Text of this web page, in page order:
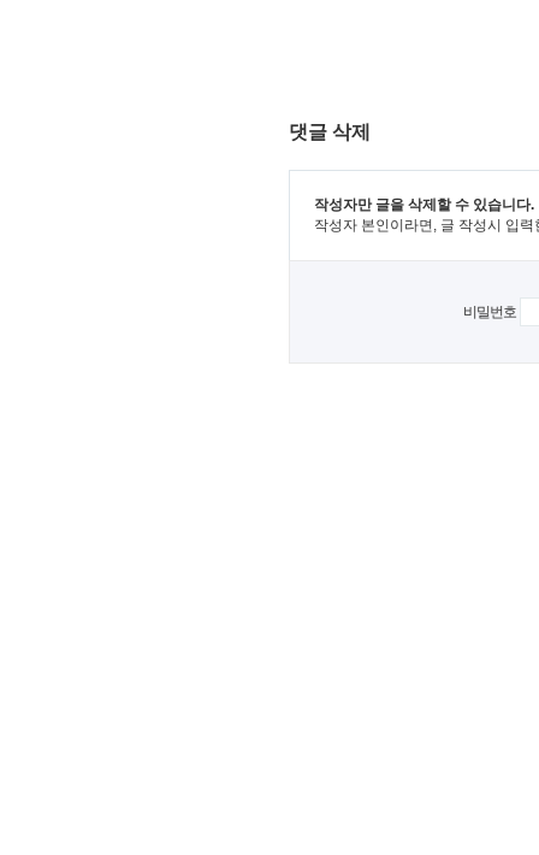
댓글 삭제
작성자만 글을 삭제할 수 있습니다.
작성자 본인이라면, 글 작성시 입
비밀번호